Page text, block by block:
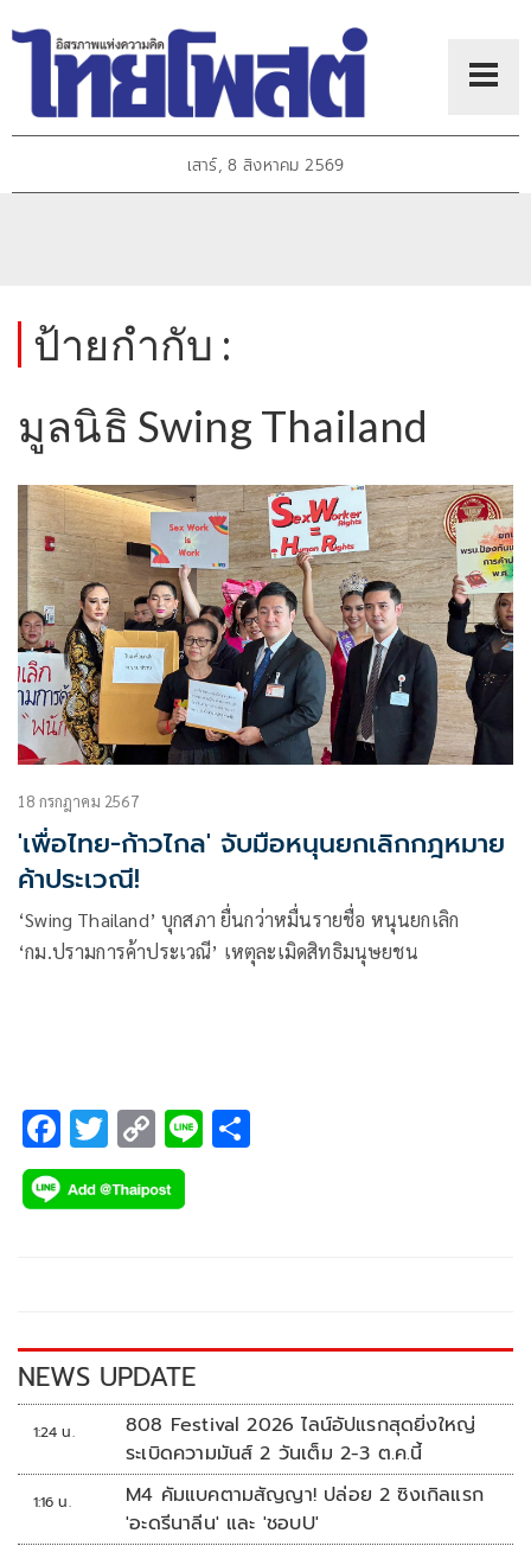
เสาร์, 8 สิงหาคม 2569
ป้ายกำกับ :
มูลนิธิ Swing Thailand
18 กรกฎาคม 2567
'เพื่อไทย-ก้าวไกล' จับมือหนุนยกเลิกกฎหมาย
ค้าประเวณี!
‘Swing Thailand’ บุกสภา ยื่นกว่าหมื่นรายชื่อ หนุนยกเลิก
‘กม.ปรามการค้าประเวณี’ เหตุละเมิดสิทธิมนุษยชน
F
ac
e
k
T
wi
tt
C
o
p
k
Li
NEWS UPDATE
1:24 น.
808 Festival 2026 ไลน์อัปแรกสุดยิ่งใหญ่
ระเบิดความมันส์ 2 วันเต็ม 2-3 ต.ค.นี้
1:16 น.
M4 คัมแบคตามสัญญา! ปล่อย 2 ซิงเกิลแรก
'อะดรีนาลีน' และ 'ชอบU'